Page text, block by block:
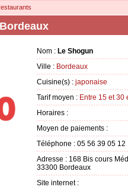
Nom : Le Shogun
Ville : Bordeaux
Cuisine(s) : japonaise
Tarif moyen : Entre 15 et 30
Horaires :
Moyen de paiements :
Téléphone : 05 56 39 05 12
Adresse : 168 Bis cours
33300 Bordeaux
Site internet :